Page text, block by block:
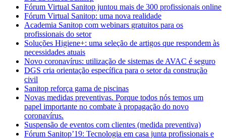
Fórum Virtual Sanitop juntou mais de 300 profissionais online
Fórum Virtual Sanitop: uma nova realidade
Academia Sanitop com webinars gratuitos para os
profissionais do setor
Soluções Higiene+: uma seleção de artigos que respondem às
necessidades atuais
Novo coronavírus: utilização de sistemas de AVAC é seguro
DGS cria orientação específica para o setor da construção
civil
Sanitop reforça gama de piscinas
Novas medidas preventivas. Porque todos nós temos um
papel importante no combate à propagação do novo
coronavírus.
Suspensão de eventos com clientes (medida preventiva)
Fórum Sanitop’19: Tecnologia em casa junta profissionais e